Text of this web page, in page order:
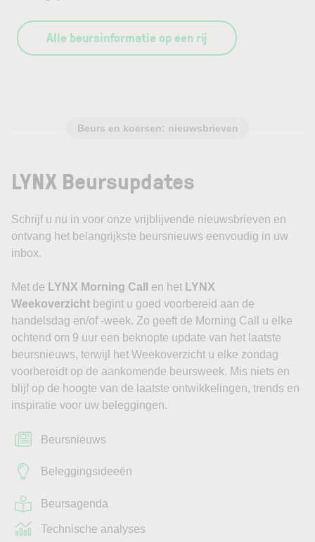
Alle beursinformatie op een rij
Beurs en koersen: nieuwsbrieven
LYNX Beursupdates
Schrijf u nu in voor onze vrijblijvende nieuwsbrieven en
ontvang het belangrijkste beursnieuws eenvoudig in uw
inbox.
Met de LYNX Morning Call en het LYNX
Weekoverzicht begint u goed voorbereid aan de
handelsdag en/of -week. Zo geeft de Morning Call u elke
ochtend om 9 uur een beknopte update van het laatste
beursnieuws, terwijl het Weekoverzicht u elke zondag
voorbereidt op de aankomende beursweek. Mis niets en
blijf op de hoogte van de laatste ontwikkelingen, trends en
inspiratie voor uw beleggingen.
Beursnieuws
Beleggingsideeën
Beursagenda
Technische analyses